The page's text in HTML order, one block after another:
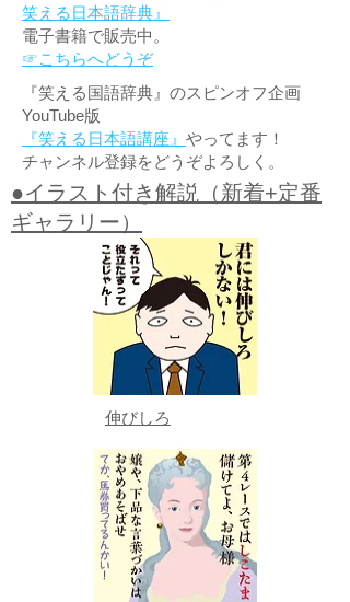
笑える日本語辞典』
電子書籍で販売中。
☞こちらへどうぞ
『笑える国語辞典』のスピンオフ企画
YouTube版
『笑える日本語講座』 やってます！
チャンネル登録をどうぞよろしく。
●イラスト付き解説（新着+定番
ギャラリー）
伸びしろ